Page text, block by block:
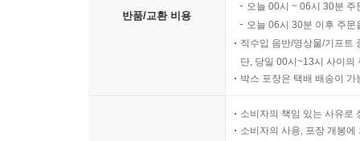
용서를 받을 때마다 나는 누군가에게 기억되고
생활 중에 가장 아름다운 교육법입니다. _ 장은지,
부정적 피드백으로 아이와 다툼이 잦았던 제
반품/교환 비용
오늘 00시 ~ 06시 30분
오늘 06시 30분 이후 주
직수입 음반/영상물/기프트
단, 당일 00시~13시 사이의
박스 포장은 택배 배송이
소비자의 책임 있는 사유로
소비자의 사용, 포장 개봉